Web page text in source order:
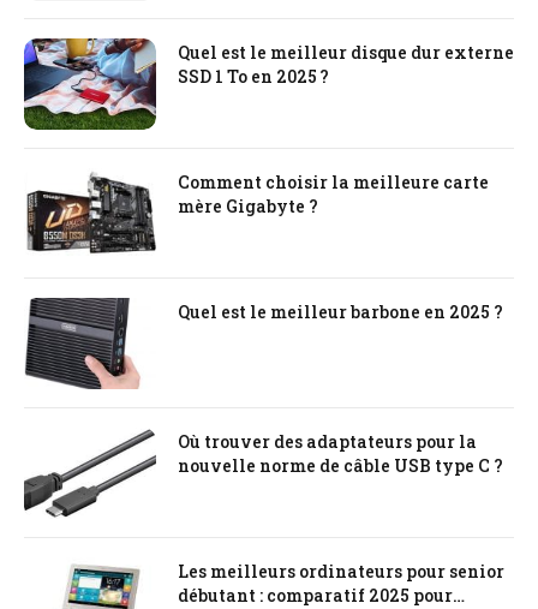
Quel est le meilleur disque dur externe
SSD 1 To en 2025 ?
Comment choisir la meilleure carte
mère Gigabyte ?
Quel est le meilleur barbone en 2025 ?
Où trouver des adaptateurs pour la
nouvelle norme de câble USB type C ?
Les meilleurs ordinateurs pour senior
débutant : comparatif 2025 pour